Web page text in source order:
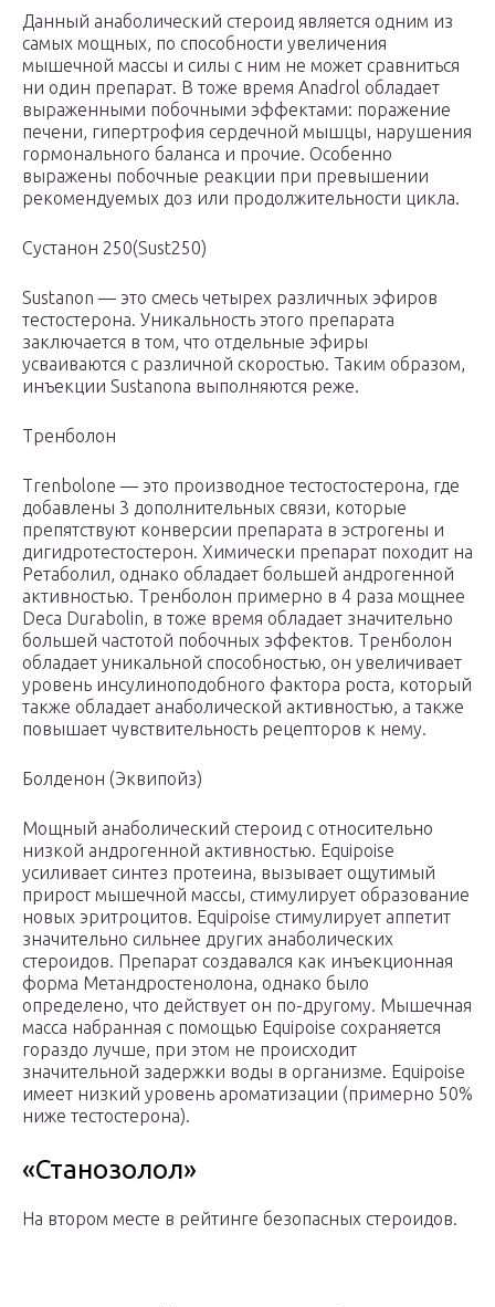
Данный анаболический стероид является одним из
самых мощных, по способности увеличения
мышечной массы и силы с ним не может сравниться
ни один препарат. В тоже время Anadrol обладает
выраженными побочными эффектами: поражение
печени, гипертрофия сердечной мышцы, нарушения
гормонального баланса и прочие. Особенно
выражены побочные реакции при превышении
рекомендуемых доз или продолжительности цикла.
Сустанон 250(Sust250)
Sustanon — это смесь четырех различных эфиров
тестостерона. Уникальность этого препарата
заключается в том, что отдельные эфиры
усваиваются с различной скоростью. Таким образом,
инъекции Sustanonа выполняются реже.
Тренболон
Trenbolone — это производное тестостостерона, где
добавлены 3 дополнительных связи, которые
препятствуют конверсии препарата в эстрогены и
дигидротестостерон. Химически препарат походит на
Ретаболил, однако обладает большей андрогенной
активностью. Тренболон примерно в 4 раза мощнее
Deca Durabolin, в тоже время обладает значительно
большей частотой побочных эффектов. Тренболон
обладает уникальной способностью, он увеличивает
уровень инсулиноподобного фактора роста, который
также обладает анаболической активностью, а также
повышает чувствительность рецепторов к нему.
Болденон (Эквипойз)
Мощный анаболический стероид с относительно
низкой андрогенной активностью. Equipoise
усиливает синтез протеина, вызывает ощутимый
прирост мышечной массы, стимулирует образование
новых эритроцитов. Equipoise стимулирует аппетит
значительно сильнее других анаболических
стероидов. Препарат создавался как инъекционная
форма Метандростенолона, однако было
определено, что действует он по-другому. Мышечная
масса набранная с помощью Equipoise сохраняется
гораздо лучше, при этом не происходит
значительной задержки воды в организме. Equipoise
имеет низкий уровень ароматизации (примерно 50%
ниже тестостерона).
«Станозолол»
На втором месте в рейтинге безопасных стероидов.